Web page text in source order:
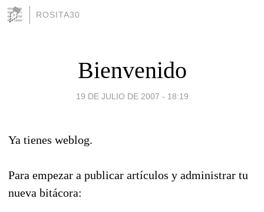
ROSITA30
Bienvenido
19 DE JULIO DE 2007 - 18:19
Ya tienes weblog.
Para empezar a publicar artículos y administrar tu
nueva bitácora: